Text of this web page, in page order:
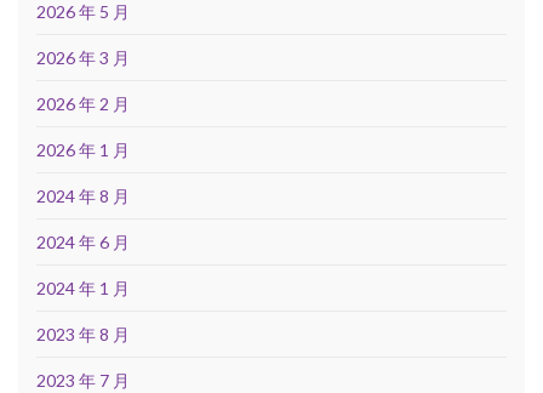
2026 年 5 月
2026 年 3 月
2026 年 2 月
2026 年 1 月
2024 年 8 月
2024 年 6 月
2024 年 1 月
2023 年 8 月
2023 年 7 月